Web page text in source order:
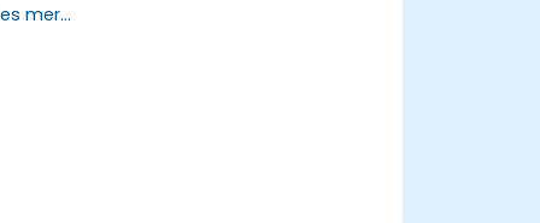
Vurdere applikasjoner og velge riktig
mer...